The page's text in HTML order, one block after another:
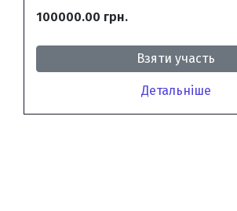
100000.00 грн.
Взяти участь
Детальніше